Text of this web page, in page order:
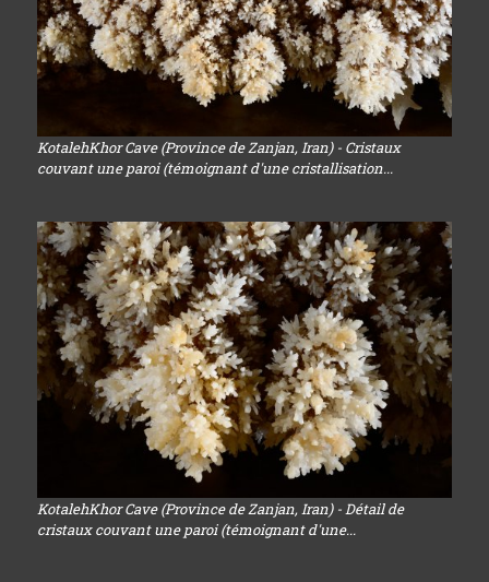
KotalehKhor Cave (Province de Zanjan, Iran) - Cristaux
couvant une paroi (témoignant d'une cristallisation...
KotalehKhor Cave (Province de Zanjan, Iran) - Détail de
cristaux couvant une paroi (témoignant d'une...